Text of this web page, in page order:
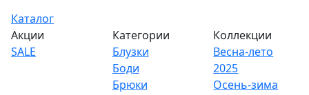
Каталог
Акции
SALE
Категории
Блузки
Боди
Брюки
Коллекции
Весна-лето
2025
Осень-зима